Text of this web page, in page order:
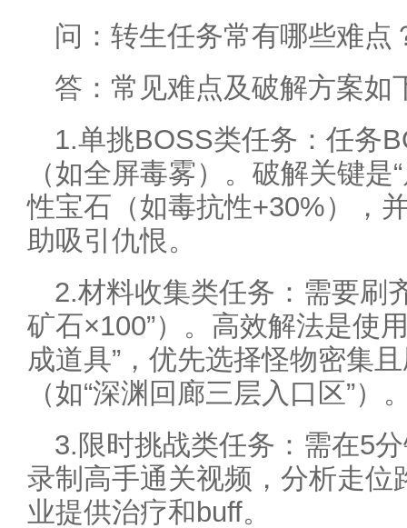
问：转生任务常有哪些难点
答：常见难点及破解方案如
1.单挑BOSS类任务：任务
（如全屏毒雾）。破解关键是
性宝石（如毒抗性+30%），
助吸引仇恨。
2.材料收集类任务：需要刷
矿石×100”）。高效解法是使
成道具”，优先选择怪物密集
（如“深渊回廊三层入口区”）
3.限时挑战类任务：需在5
录制高手通关视频，分析走位
业提供治疗和buff。